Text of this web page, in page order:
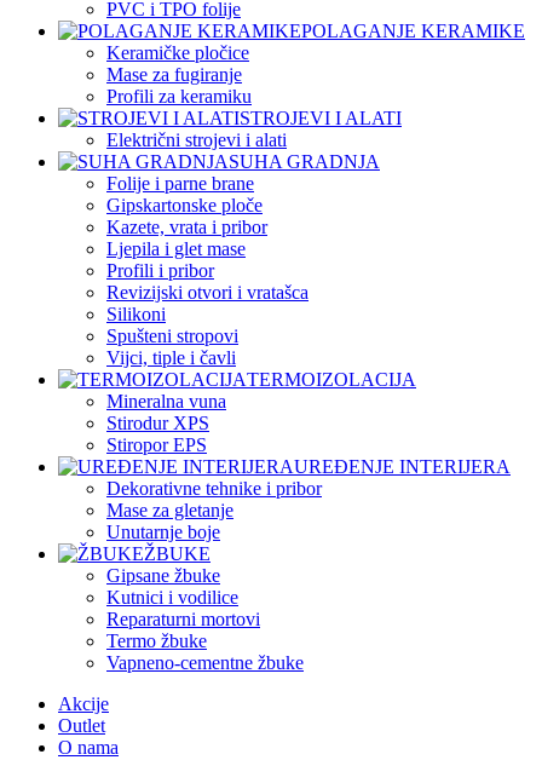
PVC i TPO folije
POLAGANJE KERAMIKE
Keramičke pločice
Mase za fugiranje
Profili za keramiku
STROJEVI I ALATI
Električni strojevi i alati
SUHA GRADNJA
Folije i parne brane
Gipskartonske ploče
Kazete, vrata i pribor
Ljepila i glet mase
Profili i pribor
Revizijski otvori i vratašca
Silikoni
Spušteni stropovi
Vijci, tiple i čavli
TERMOIZOLACIJA
Mineralna vuna
Stirodur XPS
Stiropor EPS
UREĐENJE INTERIJERA
Dekorativne tehnike i pribor
Mase za gletanje
Unutarnje boje
ŽBUKE
Gipsane žbuke
Kutnici i vodilice
Reparaturni mortovi
Termo žbuke
Vapneno-cementne žbuke
Akcije
Outlet
O nama